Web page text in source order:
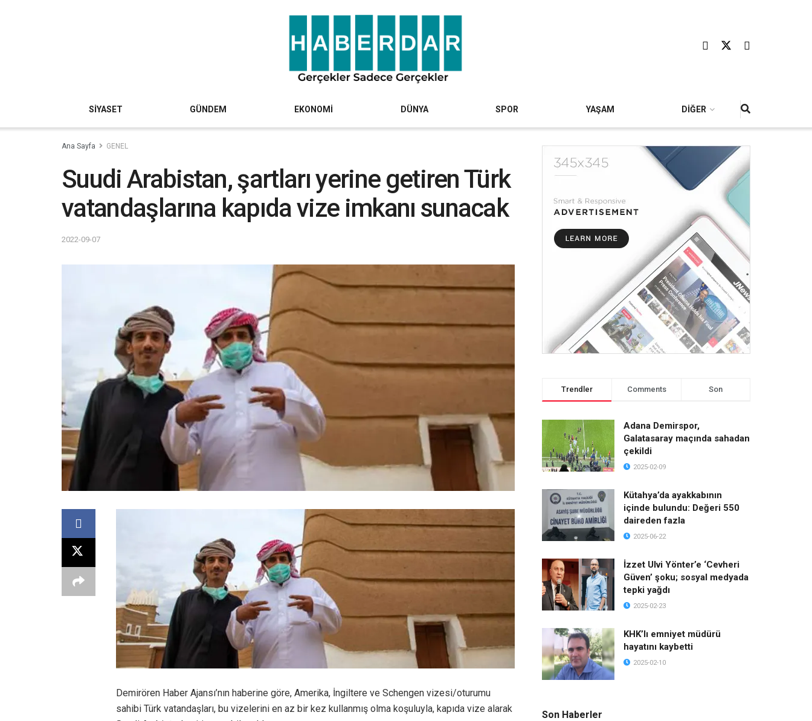
SİYASET GÜNDEM EKONOMİ DÜNYA SPOR YAŞAM DİĞER
Ana Sayfa GENEL
Suudi Arabistan, şartları yerine getiren Türk
vatandaşlarına kapıda vize imkanı sunacak
2022-09-07
Demirören Haber Ajansı’nın haberine göre, Amerika, İngiltere ve Schengen vizesi/oturumu
sahibi Türk vatandaşları, bu vizelerini en az bir kez kullanmış olma koşuluyla, kapıda vize alarak
Trendler Comments Son
Adana Demirspor,
Galatasaray maçında sahadan
çekildi
2025-02-09
Kütahya’da ayakkabının
içinde bulundu: Değeri 550
daireden fazla
2025-06-22
İzzet Ulvi Yönter’e ‘Cevheri
Güven’ şoku; sosyal medyada
tepki yağdı
2025-02-23
KHK’lı emniyet müdürü
hayatını kaybetti
2025-02-10
Son Haberler